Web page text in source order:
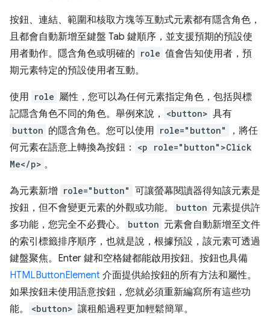
按鈕、連結、範圍和核取方塊等互動式元素都有隱含角色，
且都會自動新增至鍵盤 Tab 鍵順序，並支援預期的預設使
用者動作。隱含角色或明確的 role 值會告知使用者，預
期元素特定的預設使用者互動。
使用 role 屬性，您可以為任何元素指定角色，包括與標
記隱含角色不同的角色。舉例來說，
<button> 具有
button 的隱含角色。您可以使用 role="button"
，將任
何元素在語意上轉換為按鈕：
<p role="button">Click
Me</p> 。
為元素新增 role="button" 可讓螢幕閱讀器得知該元素是
按鈕，但不會變更元素的外觀或功能。
button 元素提供許
多功能，您完全不必費心。
button 元素會自動新增至文件
的索引標籤排序順序，也就是說，根據預設，該元素可透過
鍵盤聚焦。Enter 鍵和空格鍵都能啟用按鈕。按鈕也具備
HTMLButtonElement 介面提供給按鈕的所有方法和屬性。
如果按鈕未使用語意按鈕，您就必須重新編寫所有這些功
能。
<button> 讓租船過程更加輕鬆簡單。